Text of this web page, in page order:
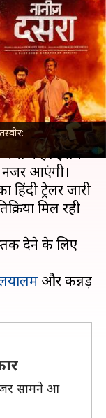
वक्त में
में हैं। इसमें
नजर आएंगी।
ट्रेलर जारी
मिल रही
देने के लिए
और कन्नड़
सामने आ